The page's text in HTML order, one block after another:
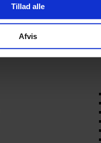
Tillad alle
Afvis